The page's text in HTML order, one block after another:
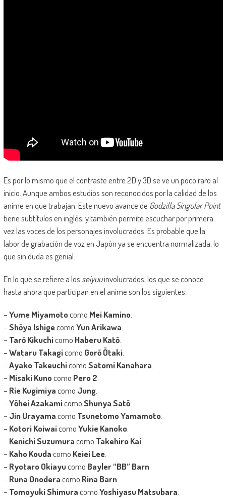
Es por lo mismo que el contraste entre 2D y 3D se ve un poco raro al
inicio. Aunque ambos estudios son reconocidos por la calidad de los
anime en que trabajan. Este nuevo avance de Godzilla Singular Point
tiene subtítulos en inglés, y también permite escuchar por primera
vez las voces de los personajes involucrados. Es probable que la
labor de grabación de voz en Japón ya se encuentra normalizada, lo
que sin duda es genial.
En lo que se refiere a los seiyuuinvolucrados, los que se conoce
hasta ahora que participan en el anime son los siguientes:
–Yume Miyamotocomo Mei Kamino.
–Shōya IshigecomoYun Arikawa
– Tarō Kikuchicomo Haberu Katō.
–Wataru Takagicomo Gorō Ōtaki.
–Ayako TakeuchicomoSatomi Kanahara
– Misaki Kunocomo Pero 2
– Rie Kugimiyacomo Jung.
–Yōhei AzakamicomoShunya Satō.
– Jin Urayamacomo Tsunetomo Yamamoto.
– Kotori KoiwaicomoYukie Kanoko.
– Kenichi Suzumuracomo Takehiro Kai.
– Kaho Koudacomo Keiei Lee.
– Ryotaro Okiayucomo Bayler “BB” Barn.
– Runa Onoderacomo Rina Barn.
– Tomoyuki ShimuracomoYoshiyasu Matsubara